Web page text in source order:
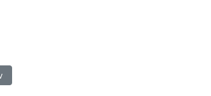
article: Perguntas Frequentes - FAQ